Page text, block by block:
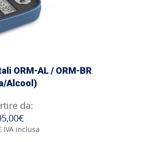
ORM-AL / ORM-BR
Alcool)
da:
IVA inclusa